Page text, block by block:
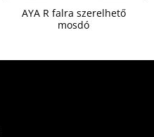
AYA R falra szerelhető
mosdó